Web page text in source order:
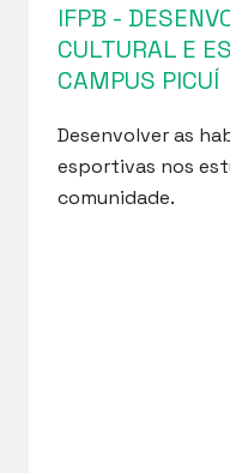
IFPB -
CULTURAL E
CAMPUS PICUÍ
Desenvolver as
esportivas nos
comunidade.